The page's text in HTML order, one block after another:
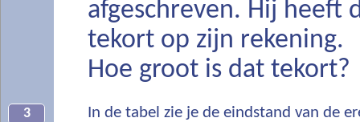
afgeschreven. Hij heeft
tekort op zijn rekening.
Hoe groot is dat tekort?
3
In de tabel zie je de eindstand van de